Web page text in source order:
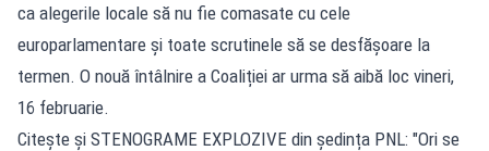
ca alegerile locale să nu fie comasate cu cele
europarlamentare și toate scrutinele să se desfășoare la
termen. O nouă întâlnire a Coaliției ar urma să aibă loc vineri,
16 februarie.
Citește și STENOGRAME EXPLOZIVE din ședința PNL: "Ori se